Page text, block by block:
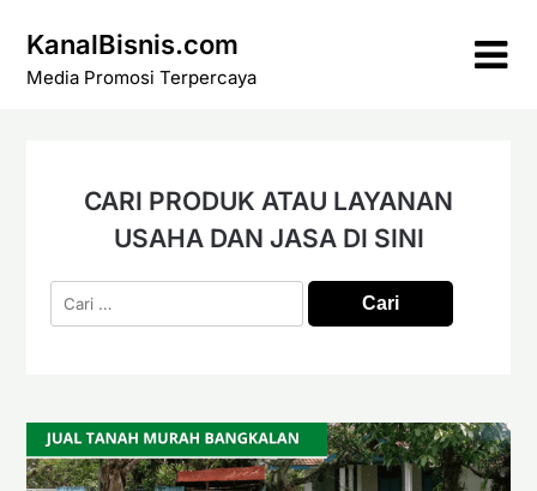
content
KanalBisnis.com
Media Promosi Terpercaya
CARI PRODUK ATAU LAYANAN
USAHA DAN JASA DI SINI
Cari
untuk: